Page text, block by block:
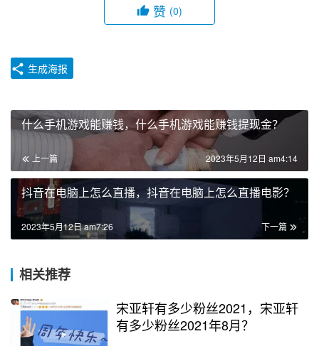
赞 (0)
生成海报
什么手机游戏能赚钱，什么手机游戏能赚钱提现金？
上一篇 2023年5月12日 am4:14
抖音在电脑上怎么直播，抖音在电脑上怎么直播电影？
下一篇
2023年5月12日 am7:26
相关推荐
宋亚轩有多少粉丝2021，宋亚轩
有多少粉丝2021年8月？